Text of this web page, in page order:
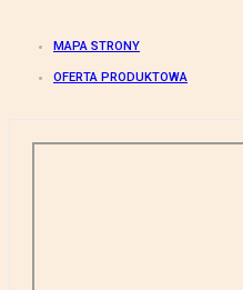
MAPA STRONY
OFERTA PRODUKTOWA